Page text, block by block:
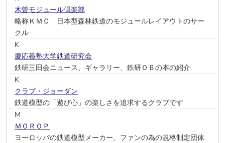
木曽モジュール倶楽部
略称ＫＭＣ 日本型森林鉄道のモジュールレイアウトのサー
クル
K
慶応義塾大学鉄道研究会
鉄研三田会ニュース、ギャラリー、鉄研ＯＢの本の紹介
K
クラブ・ジョーダン
鉄道模型の「遊び心」の楽しさを追求するクラブです
M
ＭＯＲＯＰ
ヨーロッパの鉄道模型メーカー、ファンの為の規格制定団体